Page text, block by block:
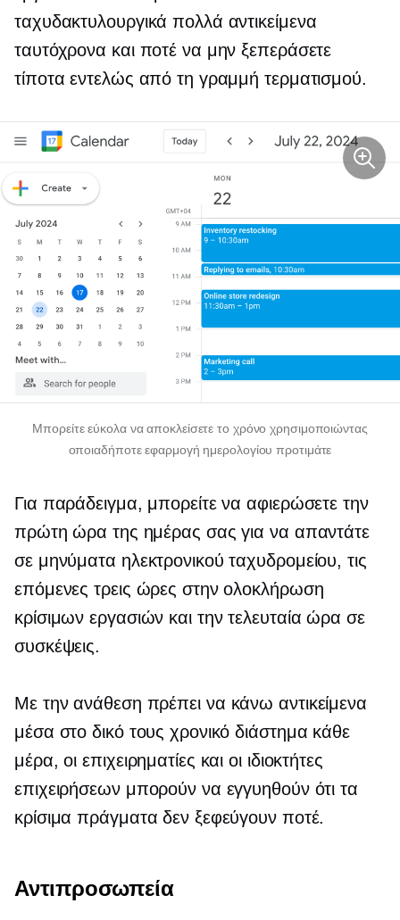
ταχυδακτυλουργικά πολλά αντικείμενα
ταυτόχρονα και ποτέ να μην ξεπεράσετε
τίποτα εντελώς από τη γραμμή τερματισμού.
Μπορείτε εύκολα να αποκλείσετε το χρόνο χρησιμοποιώντας
οποιαδήποτε εφαρμογή ημερολογίου προτιμάτε
Για παράδειγμα, μπορείτε να αφιερώσετε την
πρώτη ώρα της ημέρας σας για να απαντάτε
σε μηνύματα ηλεκτρονικού ταχυδρομείου, τις
επόμενες τρεις ώρες στην ολοκλήρωση
κρίσιμων εργασιών και την τελευταία ώρα σε
συσκέψεις.
Με την ανάθεση πρέπει να κάνω αντικείμενα
μέσα στο δικό τους χρονικό διάστημα κάθε
μέρα, οι επιχειρηματίες και οι ιδιοκτήτες
επιχειρήσεων μπορούν να εγγυηθούν ότι τα
κρίσιμα πράγματα δεν ξεφεύγουν ποτέ.
Αντιπροσωπεία